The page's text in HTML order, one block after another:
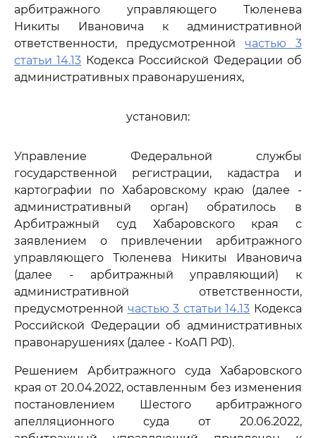
арбитражного управляющего Тюленева
Никиты Ивановича к административной
ответственности, предусмотренной частью 3
статьи 14.13 Кодекса Российской Федерации об
административных правонарушениях,
установил:
Управление Федеральной службы
государственной регистрации, кадастра и
картографии по Хабаровскому краю (далее -
административный орган) обратилось в
Арбитражный суд Хабаровского края с
заявлением о привлечении арбитражного
управляющего Тюленева Никиты Ивановича
(далее - арбитражный управляющий) к
административной ответственности,
предусмотренной частью 3 статьи 14.13 Кодекса
Российской Федерации об административных
правонарушениях (далее - КоАП РФ).
Решением Арбитражного суда Хабаровского
края от 20.04.2022, оставленным без изменения
постановлением Шестого арбитражного
апелляционного суда от 20.06.2022,